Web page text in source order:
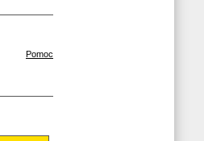
Pomoc